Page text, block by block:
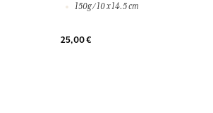
150g / 10 x 14.5 cm
25,00 €